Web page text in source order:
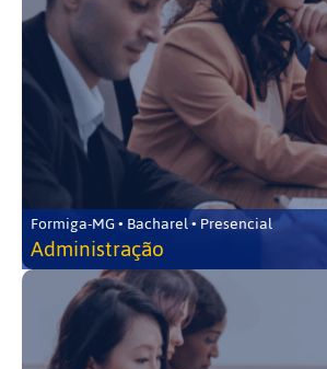
Formiga-MG • Bacharel • Presencial
Administração